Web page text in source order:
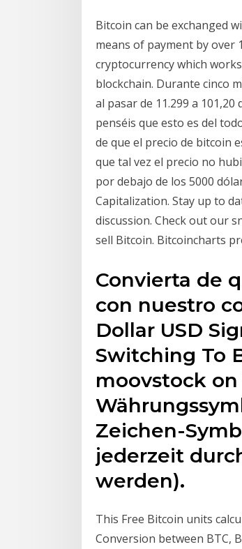
Bitcoin can be exchanged
means of payment by over
cryptocurrency which
blockchain. Durante cinco
al pasar de 11.299 a
penséis que esto es del
de que el precio de bitcoin
que tal vez el precio no
por debajo de los 5000
Capitalization. Stay up to
discussion. Check out our
sell Bitcoin. Bitcoincharts
Convierta de
con nuestro
Dollar USD
Switching To
moovstock on
Zeichen-
jederzeit
werden).
This Free Bitcoin units
Conversion between BTC,